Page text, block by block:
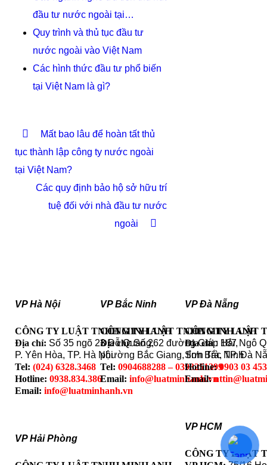
đầu tư nước ngoài tại…
Quy trình và thủ tục đầu tư
nước ngoài vào Việt Nam
Các hình thức đầu tư phổ biến
tại Việt Nam là gì?
Mất bao lâu để hoàn tất thủ
tục thành lập công ty nước ngoài
tại Việt Nam?
Các quy định bảo hộ sở hữu trí
tuệ đối với nhà đầu tư nước
ngoài
VP Hà Nội
CÔNG TY LUẬT TNHH MINH ANH
Địa chỉ: Số 35 ngõ 23 Đỗ Quang,
P. Yên Hòa, TP. Hà Nội
Tel: (024) 6328.3468
Hotline: 0938.834.386
Email: info@luatminhanh.vn
VP Hải Phòng
VP Bắc Ninh
CÔNG TY LUẬT TNHH MINH ANH
Địa chỉ: Số 262 đường Giáp Hải,
phường Bắc Giang, tỉnh Bắc Ninh
Tel: 0904688288 – 0393251399
Email: info@luatminhanh.vn
VP Đà Nẵng
CÔNG TY LUẬT
Địa chỉ: 187 Ngô
Sơn Trà, TP. Đà
Hotline:0903 03
Email:
VP HCM
CÔNG TY LUẬT